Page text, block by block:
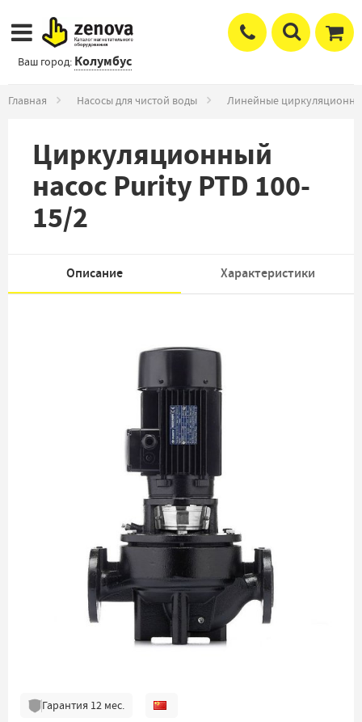
Ваш город: Колумбус
Главная Насосы для чистой воды Линейные
Циркуляционный
насос Purity PTD 100-
15/2
Описание Характеристики
Гарантия 12мес.